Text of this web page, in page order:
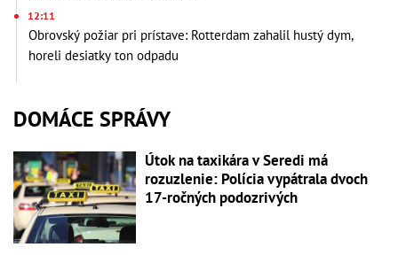
12:11
Obrovský požiar pri prístave: Rotterdam zahalil hustý dym,
horeli desiatky ton odpadu
DOMÁCE SPRÁVY
Útok na taxikára v Seredi má
rozuzlenie: Polícia vypátrala dvoch
17-ročných podozrivých